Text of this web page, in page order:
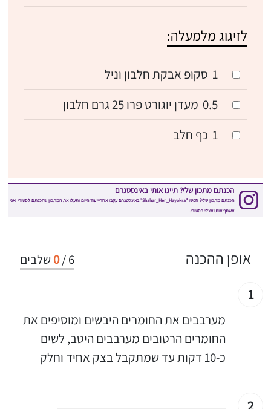
לזיגוג מלמעלה:
1 סקופ אבקת חלבון וניל
0.5 מעדן יוגורט פרו 25 גרם חלבון
1 כף חלב
6
/
0 שלבים אופן ההכנה
1
מערבבים את החומרים היבשים ומוסיפים את
החומרים הרטובים מערבבים היטב, לשים
כ-10 דקות עד שמתקבל בצק אחיד וחלק
2